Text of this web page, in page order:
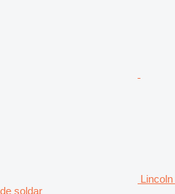
de soldar